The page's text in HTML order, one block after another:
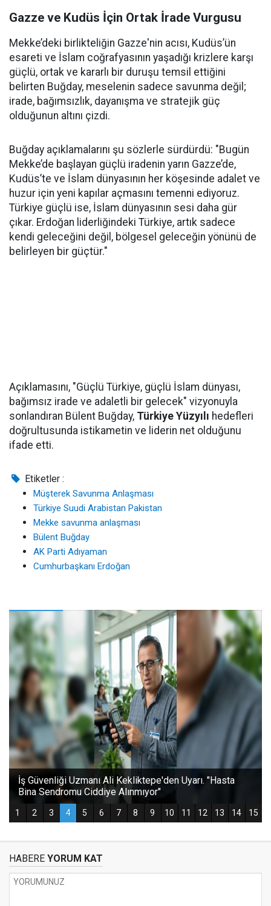
Gazze ve Kudüs İçin Ortak İrade Vurgusu
Mekke’deki birlikteliğin Gazze'nin acısı, Kudüs’ün
esareti ve İslam coğrafyasının yaşadığı krizlere karşı
güçlü, ortak ve kararlı bir duruşu temsil ettiğini
belirten Buğday, meselenin sadece savunma değil;
irade, bağımsızlık, dayanışma ve stratejik güç
olduğunun altını çizdi.
Buğday açıklamalarını şu sözlerle sürdürdü: "Bugün
Mekke’de başlayan güçlü iradenin yarın Gazze’de,
Kudüs’te ve İslam dünyasının her köşesinde adalet ve
huzur için yeni kapılar açmasını temenni ediyoruz.
Türkiye güçlü ise, İslam dünyasının sesi daha gür
çıkar. Erdoğan liderliğindeki Türkiye, artık sadece
kendi geleceğini değil, bölgesel geleceğin yönünü de
belirleyen bir güçtür."
Açıklamasını, "Güçlü Türkiye, güçlü İslam dünyası,
bağımsız irade ve adaletli bir gelecek" vizyonuyla
sonlandıran Bülent Buğday, Türkiye Yüzyılı hedefleri
doğrultusunda istikametin ve liderin net olduğunu
ifade etti.
Etiketler :
Müşterek Savunma Anlaşması
Türkiye Suudi Arabistan Pakistan
Mekke savunma anlaşması
Bülent Buğday
AK Parti Adıyaman
Cumhurbaşkanı Erdoğan
HABERE YORUM KAT